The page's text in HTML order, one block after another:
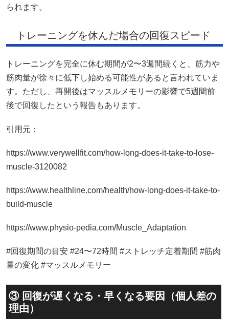
られます。
トレーニングを休んだ場合の回復スピード
トレーニングを完全に休む期間が2〜3週間続くと、筋力や
筋肉量が徐々に低下し始める可能性があると言われていま
す。ただし、再開後はマッスルメモリーの影響で5週間前
後で回復したという報告もあります。
引用元：
https://www.verywellfit.com/how-long-does-it-take-to-lose-
muscle-3120082
https://www.healthline.com/health/how-long-does-it-take-to-
build-muscle
https://www.physio-pedia.com/Muscle_Adaptation
#回復期間の目安 #24〜72時間 #ストレッチ定着期間 #筋肉
量の変化 #マッスルメモリー
③ 回復が遅くなる・早くなる要因（個人差の
理由）